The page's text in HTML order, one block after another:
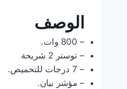
الوصف
– 800 وات.
– توستر 2 شريحة
– 7 درجات للتحميص.
– مؤشر بيان.